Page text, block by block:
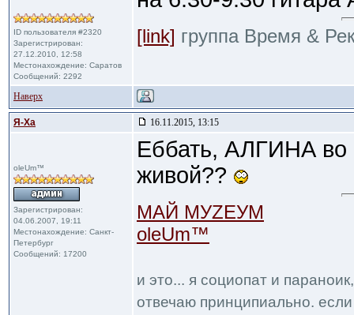
ID пользователя #2320
Зарегистрирован:
27.12.2010, 12:58
Местонахождение: Саратов
Сообщений: 2292
[link] группа Время &
Наверх
Я-Ха 16.11.2015, 13:15
oleUm™
Зарегистрирован:
04.06.2007, 19:11
Местонахождение: Санкт-
Петербург
Сообщений: 17200
Еббать, АЛГИНА во
живой??
МАЙ МУZЕУМ
oleUm™
и это... я социопат и
отвечаю принципиально.